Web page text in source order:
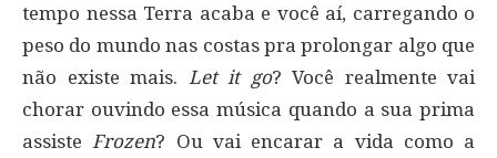
tempo nessa Terra acaba e você aí, carregando o
peso do mundo nas costas pra prolongar algo que
não existe mais.
Let it go? Você realmente vai
chorar ouvindo essa música quando a sua prima
assiste Frozen? Ou vai encarar a vida como a